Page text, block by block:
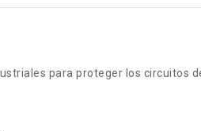
para proteger los circuitos